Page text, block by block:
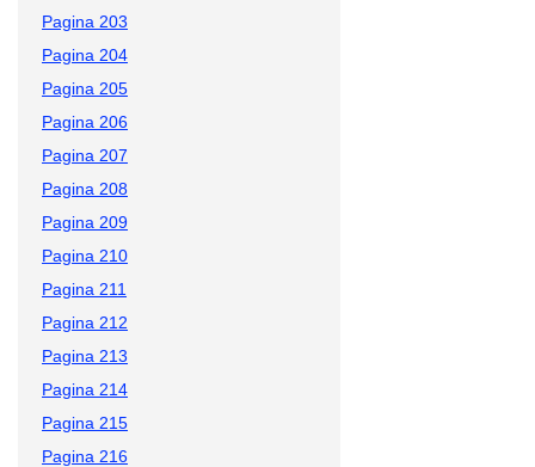
Pagina 203
Pagina 204
Pagina 205
Pagina 206
Pagina 207
Pagina 208
Pagina 209
Pagina 210
Pagina 211
Pagina 212
Pagina 213
Pagina 214
Pagina 215
Pagina 216